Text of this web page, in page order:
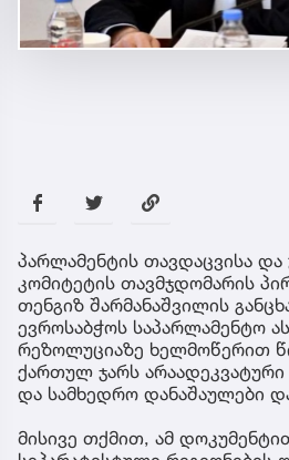
პარლამენტის თავდაცვისა
კომიტეტის თავმჯდომარის
თენგიზ შარმანაშვილის
ევროსაბჭოს საპარლამენტო
რეზოლუციაზე ხელმოწერით
ქართულ ჯარს არაადეკვატური
და სამხედრო დანაშაულები
მისივე თქმით, ამ